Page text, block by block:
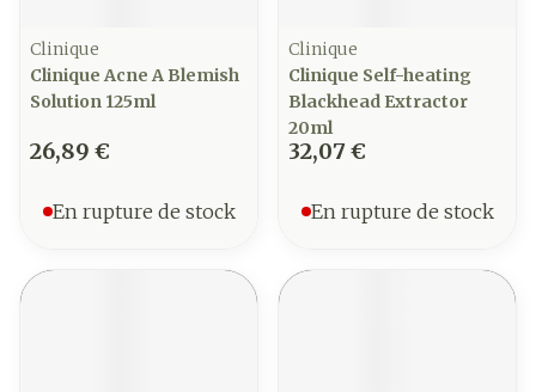
Clinique
Clinique Acne A Blemish
Solution 125ml
26,89 €
En rupture de stock
Clinique
Clinique Self-heating
Blackhead Extractor
20ml
32,07 €
En rupture de stock